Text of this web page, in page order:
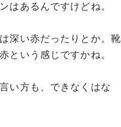
はあるんですけどね。
深い赤だったりとか。靴
という感じですかね。
い方も、できなくはな